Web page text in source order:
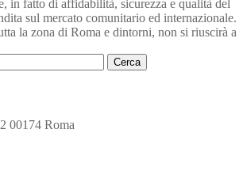
in fatto di affidabilità, sicurezza e qualità del
sul mercato comunitario ed internazionale.
la zona di Roma e dintorni, non si riuscirà a
00174 Roma